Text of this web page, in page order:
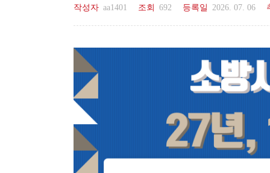
작성자 aa1401 조회 692 등록일 2026. 07. 06